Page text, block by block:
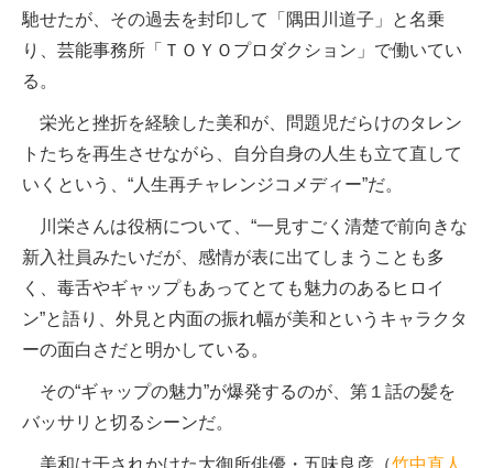
馳せたが、その過去を封印して「隅田川道子」と名乗
り、芸能事務所「ＴＯＹＯプロダクション」で働いてい
る。
栄光と挫折を経験した美和が、問題児だらけのタレン
トたちを再生させながら、自分自身の人生も立て直して
いくという、“人生再チャレンジコメディー”だ。
川栄さんは役柄について、“一見すごく清楚で前向きな
新入社員みたいだが、感情が表に出てしまうことも多
く、毒舌やギャップもあってとても魅力のあるヒロイ
ン”と語り、外見と内面の振れ幅が美和というキャラクタ
ーの面白さだと明かしている。
その“ギャップの魅力”が爆発するのが、第１話の髪を
バッサリと切るシーンだ。